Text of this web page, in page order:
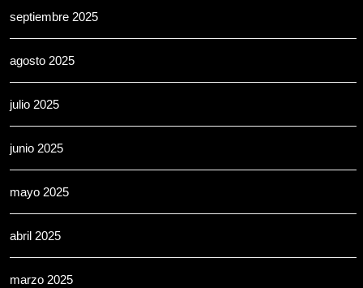
septiembre 2025
agosto 2025
julio 2025
junio 2025
mayo 2025
abril 2025
marzo 2025